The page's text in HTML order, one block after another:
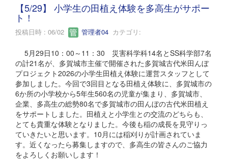
【5/29】 小学生の田植え体験を多高生がサポー
ト！
投稿日時 : 06/02 管理者04 カテゴリ:
5月29日10：00～11：30 災害科学科14名とSS科学部7名
の計21名が、多賀城市主催で開催された多賀城古代米田んぼ
プロジェクト2026の小学生田植え体験に運営スタッフとして
参加しました。今回で3回目となる田植え体験に、多賀城市の
6か所の小学校から5年生560名の児童が集まり、多賀城市、
企業、多高生の総勢80名で多賀城市の田んぼの古代米田植え
をサポートしました。田植えと小学生との交流のどちらも、
とても貴重な体験となりました。今後も稲の成長を見守りっ
ていきたいと思います。10月には稲刈りが計画されていま
す。近くなったら募集しますので、多高生の皆さんのご協力
をよろしくお願いします！